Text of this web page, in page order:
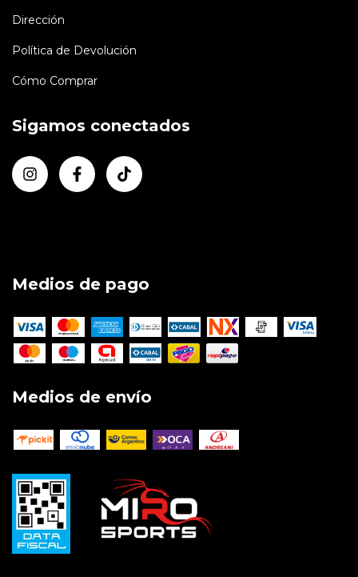
Dirección
Política de Devolución
Cómo Comprar
Sigamos conectados
Medios de pago
Medios de envío